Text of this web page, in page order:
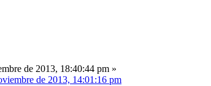
de 2013, 18:40:44 pm »
de 2013, 14:01:16 pm